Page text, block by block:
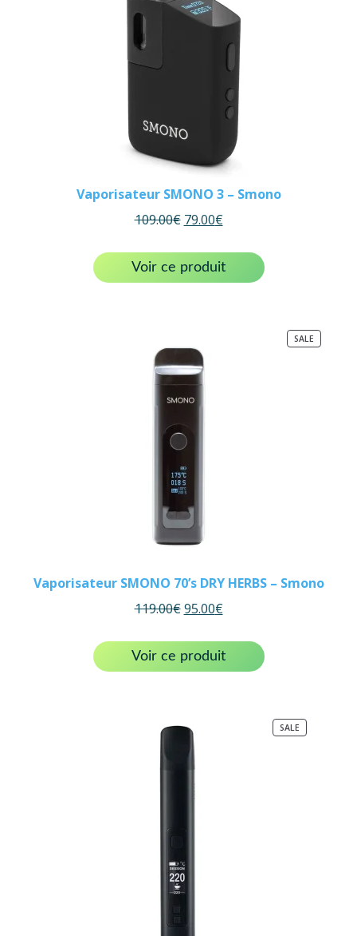
Vaporisateur SMONO 3 – Smono
109.00€ 79.00€
Voir ce produit
SALEPRODUCT
ON
Vaporisateur SMONO 70’s DRY HERBS – Smono
119.00€ 95.00€
Voir ce produit
SALEPRODUCT
ON